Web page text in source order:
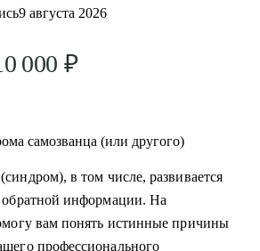
9 августа 2026
000 ₽
самозванца (или другого)
в том числе, развивается
обратной информации. На
вам понять истинные причины
профессионального